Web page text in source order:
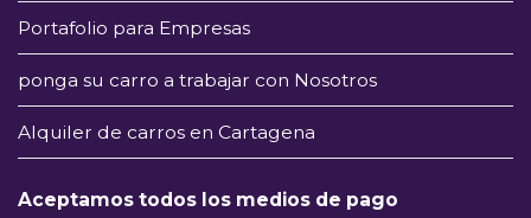
Portafolio para Empresas
ponga su carro a trabajar con Nosotros
Alquiler de carros en Cartagena
Aceptamos todos los medios de pago